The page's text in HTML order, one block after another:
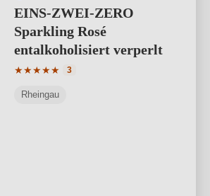
EINS-ZWEI-ZERO
Sparkling Rosé
entalkoholisiert verperlt
★★★★★
Durchschnittliche Bewertung von 5
3
Rheingau